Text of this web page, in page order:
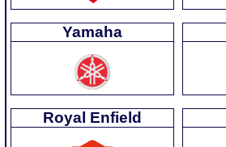
Yamaha
Royal Enfield